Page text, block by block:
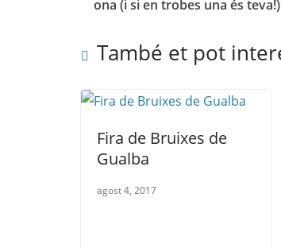
ona (i si en trobes una és teva!)
També et pot
Fira de Bruixes de
Gualba
agost 4, 2017